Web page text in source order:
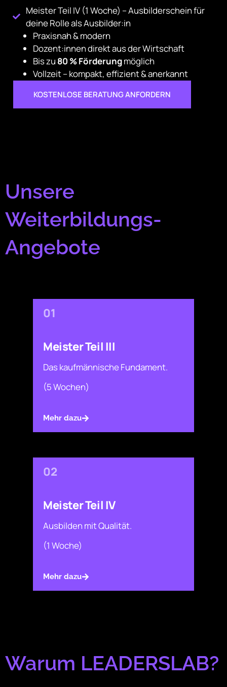
Meister Teil IV (1 Woche) – Ausbilderschein für
deine Rolle als Ausbilder:in
Praxisnah & modern
Dozent:innen direkt aus der Wirtschaft
Bis zu 80 % Förderungmöglich
Vollzeit – kompakt, effizient & anerkannt
KOSTENLOSE BERATUNG ANFORDERN
Unsere
Weiterbildungs-
Angebote
01
Meister Teil III
Das kaufmännische Fundament.
(5 Wochen)
Mehr dazu
02
Meister Teil IV
Ausbilden mit Qualität.
(1 Woche)
Mehr dazu
Warum LEADERSLAB?